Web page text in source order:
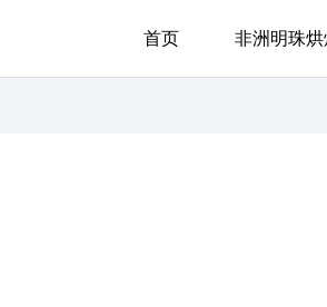
首页 非洲明珠